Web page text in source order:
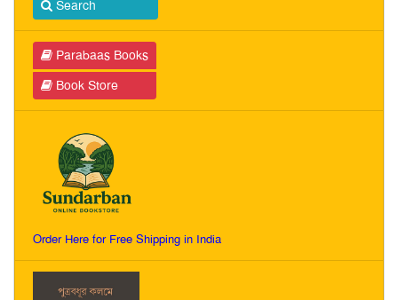
Search
Parabaas Books
Book Store
Order Here for Free Shipping in India